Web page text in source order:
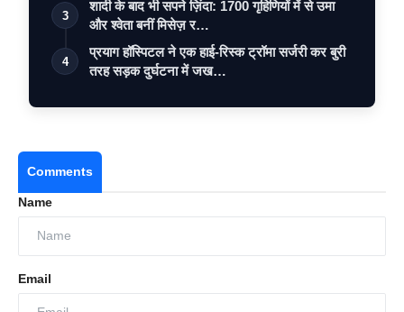
3
शादी के बाद भी सपने ज़िंदा: 1700 गृहिणियों में से उमा
और श्वेता बनीं मिसेज़ र…
4
प्रयाग हॉस्पिटल ने एक हाई-रिस्क ट्रॉमा सर्जरी कर बुरी
तरह सड़क दुर्घटना में जख…
Comments
Name
Email